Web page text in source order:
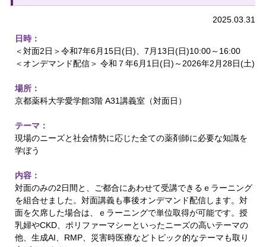
2025.03.31
日時：
＜対面2日＞令和7年6月15日(日)、7月13日(日)10:00～16:00
＜オンデマンド配信＞ 令和７年6月1日(日)～2026年2月28日(土)
場所：
京都薬科大学愛学館3階 A31講義室（対面日）
テーマ：
現場のニーズと社会情勢に応じた全ての薬剤師に必要な知識を
学ぼう
内容：
対面のみの2日間と、ご都合にあわせて受講できるｅラーニング
を組合せました。対面講義も事後オンデマンド配信します。対
面を欠席した場合は、ｅラーニングで単位取得が可能です。授
乳婦やCKD、ポリファーマシーといったニーズの高いテーマの
他、生成AI、RMP、災害時医療などトピック的なテーマも取り